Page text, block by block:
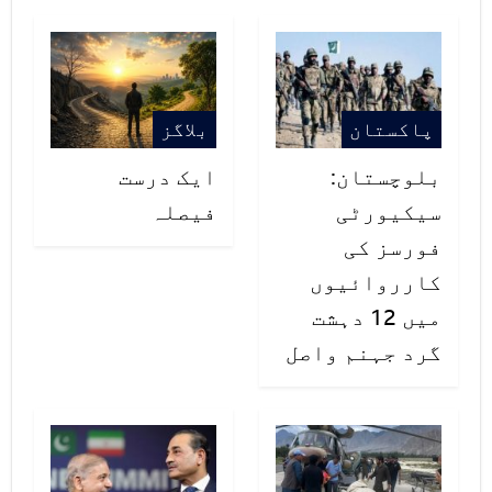
پاکستان
بلوچستان:
سیکیورٹی
فورسز کی
کارروائیوں
میں 12 دہشت
گرد جہنم واصل
بلاگز
ایک درست
فیصلہ